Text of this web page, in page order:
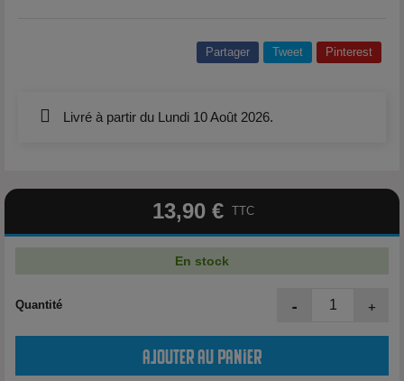
Partager Tweet Pinterest
Livré à partir du Lundi 10 Août 2026.
13,90 € TTC
En stock
Quantité - +
Ajouter au panier